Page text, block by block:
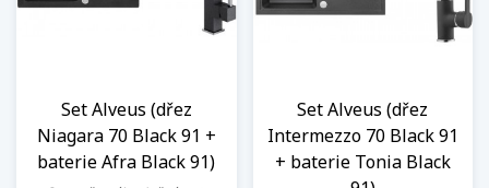
Set Alveus (dřez
Niagara 70 Black 91 +
baterie Afra Black 91)
Set Alveus (dřez
Intermezzo 70 Black 91
+ baterie Tonia Black